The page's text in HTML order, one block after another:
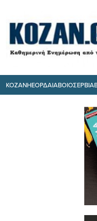
ΚΟΖΑΝΗΕΟΡΔΑΙΑΒΟΙΟΣΕΡΒΙΑ